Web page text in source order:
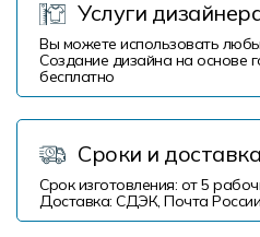
Услуги
Вы можете использовать
Создание дизайна на основе
бесплатно
Сроки и доставка
Срок изготовления: от 5
Доставка: СДЭК, Почта